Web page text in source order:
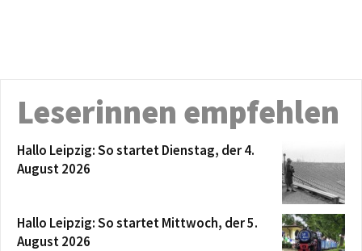
Leserinnen empfehlen
Hallo Leipzig: So startet Dienstag, der 4.
August 2026
Hallo Leipzig: So startet Mittwoch, der 5.
August 2026